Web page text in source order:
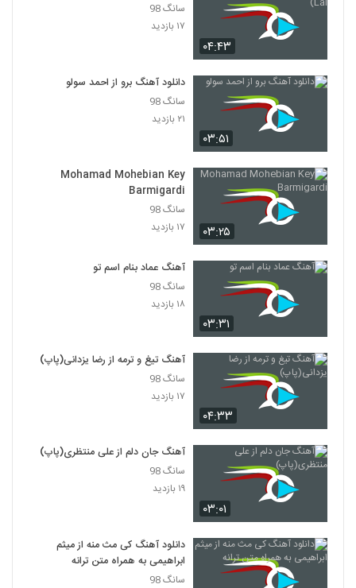
آهنگ یوسف زمانی بنام شیک
۷۰۸ بازدید
موزیک زیبای عمر گران از رضا هاشمیان
3053
۳۱۸ بازدید
بهنام مرندی آهنگ بدون من
۳۴۵ بازدید
آهنگ یادگاری از محمد بهرامی(پاپ)
3056
3057
Hamid Ghani Marge Parandeh
۲۸۴ بازدید
دانلود آهنگ بی قرار از خالد
3059
Kamyab Man Miram Remix
۳۰۸ بازدید
۰۴:۴۳
سانگ 98
۱۷ بازدید
۰۳:۵۱
دانلود آهنگ برو از احمد سولو
سانگ 98
۲۱ بازدید
۰۳:۲۵
Mohamad Mohebian Key
Barmigardi
سانگ 98
۱۷ بازدید
۰۳:۳۱
آهنگ عماد بنام اسم تو
سانگ 98
۱۸ بازدید
۰۴:۳۳
آهنگ تیغ و ترمه از رضا یزدانی(پاپ)
سانگ 98
۱۷ بازدید
۰۳:۰۱
آهنگ جان دلم از علی منتظری(پاپ)
سانگ 98
۱۹ بازدید
دانلود آهنگ کی مث منه از میثم
ابراهیمی به همراه متن ترانه
سانگ 98